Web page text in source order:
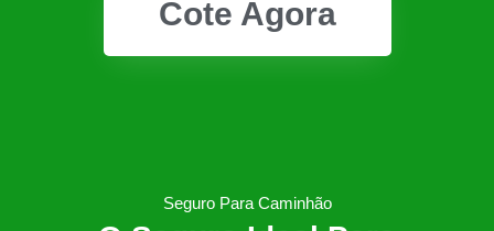
Cote Agora
Seguro Para Caminhão